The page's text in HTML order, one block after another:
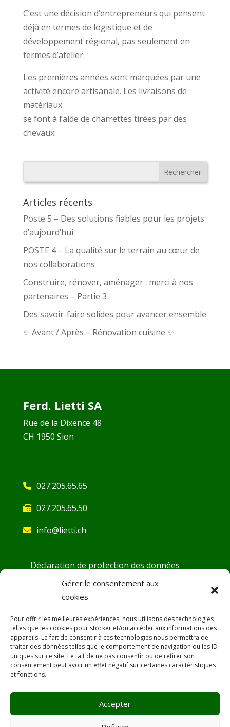
Gérer le consentement aux
cookies
Pour offrir les meilleures expériences, nous utilisons des technologies
telles que les cookies pour stocker et/ou accéder aux informations des
appareils. Le fait de consentir à ces technologies nous permettra de
traiter des données telles que le comportement de navigation ou les ID
uniques sur ce site. Le fait de ne pas consentir ou de retirer son
consentement peut avoir un effet négatif sur certaines caractéristiques
et fonctions.
Accepter
C’est une décision d’entrepreneurs qui pensent
déjà en termes de logistique et de
développement régional, pas seulement en
termes d’atelier.
Les premières années sont marquées par une
activité encore artisanale. Les livraisons de
matériaux
se font à l’aide de charrettes tirées par des
chevaux.
Articles récents
Poste 5 – Des solutions fiables pour les projets
d’aujourd’hui
POSTE 4 – La qualité sur le terrain au cœur de
nos collaborations
Construire, rénover, aménager : merci à nos
partenaires – Partie 3
Des savoir-faire solides pour avancer ensemble
✨ Avant / Après – Rénovation cuisine ✨
Ferd. Lietti SA
Rue de la Dixence 48
CH 1950 Sion
027.205.65.65
027.205.65.50
info@lietti.ch
Déclaration de protection des données
Conditions générales
Demande d’ouverture de compte
Fiches de sécurité
DoP – Déclaration de Performance
Désamiantage
SAV
Promotions